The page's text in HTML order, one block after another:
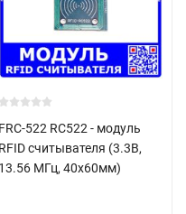
FRC-522 RC522 - модуль
RFID считывателя (3.3В,
13.56 МГц, 40х60мм)